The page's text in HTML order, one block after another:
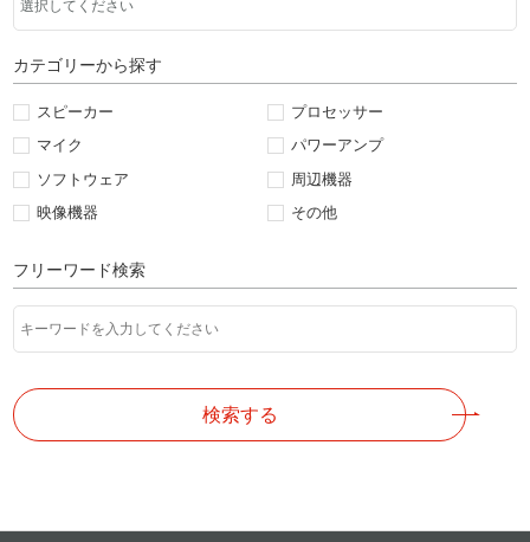
カテゴリーから探す
スピーカー
プロセッサー
マイク
パワーアンプ
ソフトウェア
周辺機器
映像機器
その他
フリーワード検索
検索する